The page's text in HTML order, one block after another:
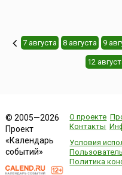
7 августа 8 августа 9
12
© 2005—2026
Проект
«Календарь
событий»
О проекте
Контакты
Условия
Политика